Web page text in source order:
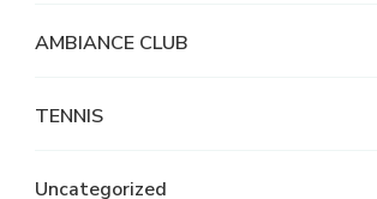
AMBIANCE CLUB
TENNIS
Uncategorized